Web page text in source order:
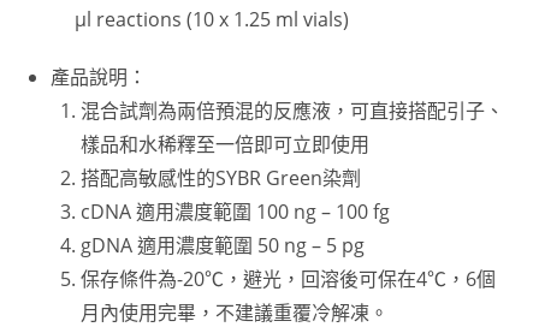
μl reactions (10 x 1.25 ml vials)
產品說明：
混合試劑為兩倍預混的反應液，可直接搭配引子、
樣品和水稀釋至一倍即可立即使用
搭配高敏感性的SYBR Green染劑
cDNA 適用濃度範圍 100 ng – 100 fg
gDNA 適用濃度範圍 50 ng – 5 pg
保存條件為-20℃，避光，回溶後可保在4℃，6個
月內使用完畢，不建議重覆冷解凍。